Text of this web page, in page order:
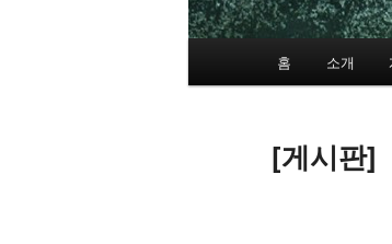
홈 소개
[게시판]